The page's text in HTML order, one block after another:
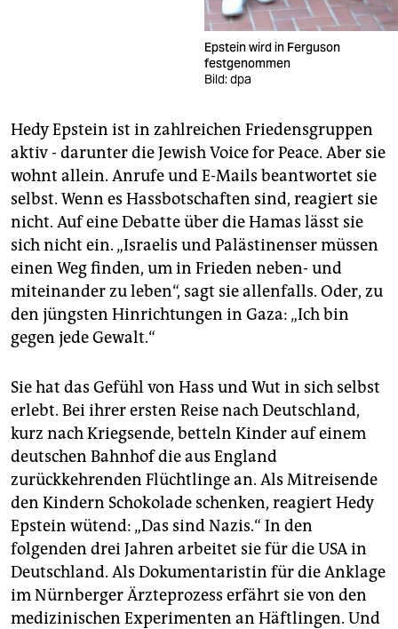
Epstein wird in Ferguson
festgenommen
Bild: dpa
Hedy Epstein ist in zahlreichen Friedensgruppen
aktiv - darunter die Jewish Voice for Peace. Aber sie
wohnt allein. Anrufe und E-Mails beantwortet sie
selbst. Wenn es Hassbotschaften sind, reagiert sie
nicht. Auf eine Debatte über die Hamas lässt sie
sich nicht ein. „Israelis und Palästinenser müssen
einen Weg finden, um in Frieden neben- und
miteinander zu leben“, sagt sie allenfalls. Oder, zu
den jüngsten Hinrichtungen in Gaza: „Ich bin
gegen jede Gewalt.“
Sie hat das Gefühl von Hass und Wut in sich selbst
erlebt. Bei ihrer ersten Reise nach Deutschland,
kurz nach Kriegsende, betteln Kinder auf einem
deutschen Bahnhof die aus England
zurückkehrenden Flüchtlinge an. Als Mitreisende
den Kindern Schokolade schenken, reagiert Hedy
Epstein wütend: „Das sind Nazis.“ In den
folgenden drei Jahren arbeitet sie für die USA in
Deutschland. Als Dokumentaristin für die Anklage
im Nürnberger Ärzteprozess erfährt sie von den
medizinischen Experimenten an Häftlingen. Und